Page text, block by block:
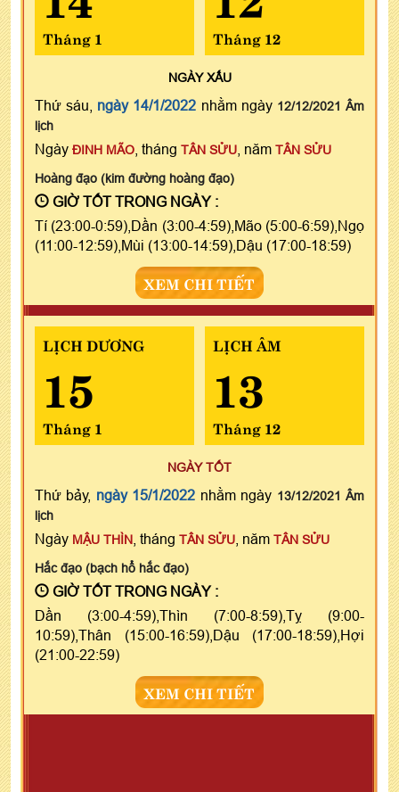
Tháng 1 Tháng 12
NGÀYXẤU
Thứ sáu, ngày 14/1/2022 nhằm ngày 12/12/2021 Âm
lịch
Ngày ĐINH MÃO , tháng TÂN SỬU , năm TÂN SỬU
Hoàng đạo (kim đường hoàng đạo)
GIỜ TỐT TRONG NGÀY :
Tí (23:00-0:59),Dần (3:00-4:59),Mão (5:00-6:59),Ngọ
(11:00-12:59),Mùi (13:00-14:59),Dậu (17:00-18:59)
XEM CHI TIẾT
LỊCH DƯƠNG
15
Tháng 1
LỊCH ÂM
13
Tháng 12
NGÀY TỐT
Thứ bảy, ngày 15/1/2022 nhằm ngày 13/12/2021 Âm
lịch
Ngày MẬU THÌN , tháng TÂN SỬU , năm TÂN SỬU
Hắc đạo (bạch hổ hắc đạo)
GIỜ TỐT TRONG NGÀY :
Dần (3:00-4:59),Thìn (7:00-8:59),Tỵ (9:00-
10:59),Thân (15:00-16:59),Dậu (17:00-18:59),Hợi
(21:00-22:59)
XEM CHI TIẾT